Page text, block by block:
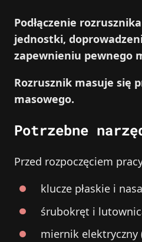
Podłączenie
jednostki,
zapewnieniu pewnego
Rozrusznik masuje się
masowego.
Potrzebne
Przed rozpoczęciem
klucze płaskie i
śrubokręt i
miernik elektryczny